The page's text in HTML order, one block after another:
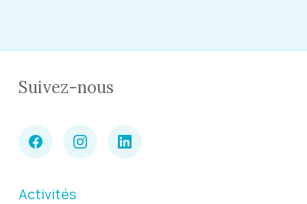
Suivez-nous
Activités